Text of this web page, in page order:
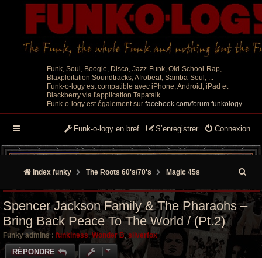
Funk, Soul, Boogie, Disco, Jazz-Funk, Old-School-Rap,
Blaxploitation Soundtracks, Afrobeat, Samba-Soul, ...
Funk-o-logy est compatible avec iPhone, Android, iPad et
Blackberry via l'application Tapatalk
Funk-o-logy est également sur facebook.com/forum.funkology
Connexion
S’enregistrer
Funk-o-logy en bref
Index funky The Roots 60's/70's Magic 45s
e
c
Spencer Jackson Family & The Pharaohs –
Bring Back Peace To The World / (Pt.2)
Funky admins : funkiness,Wonder B,silverfox
RÉPONDRE